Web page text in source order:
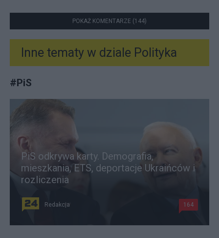
POKAŻ KOMENTARZE (144)
Inne tematy w dziale Polityka
#PiS
PiS odkrywa karty. Demografia,
mieszkania, ETS, deportacje Ukraińców i
rozliczenia
Redakcja 164